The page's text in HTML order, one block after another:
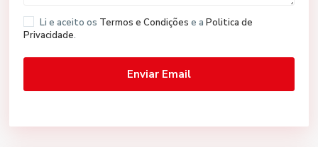
Li e aceito os Termos e Condições e a Politica de
Privacidade.